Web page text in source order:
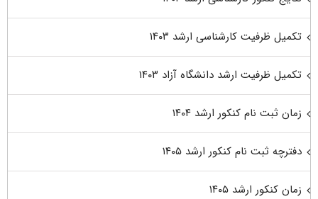
تکمیل ظرفیت کارشناسی ارشد ۱۴۰۳
تکمیل ظرفیت ارشد دانشگاه آزاد ۱۴۰۳
زمان ثبت نام کنکور ارشد ۱۴۰۴
دفترچه ثبت نام کنکور ارشد ۱۴۰۵
زمان کنکور ارشد ۱۴۰۵